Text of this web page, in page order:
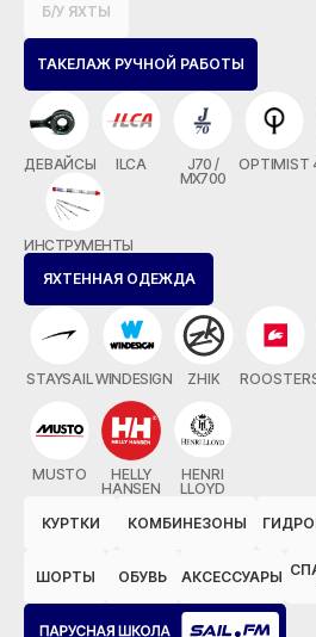
Б/У ЯХТЫ
ТАКЕЛАЖ РУЧНОЙ РАБОТЫ
ДЕВАЙСЫ ILCA
J70 /
MX700
OPTIMIST
ИНСТРУМЕНТЫ
ЯХТЕННАЯ ОДЕЖДА
STAYSAILWINDESIGN ZHIK ROOSTER
MUSTO
HELLY
HANSEN
HENRI
LLOYD
КУРТКИ
КОМБИНЕЗОНЫ
ШОРТЫ ОБУВЬ АКСЕССУАРЫ